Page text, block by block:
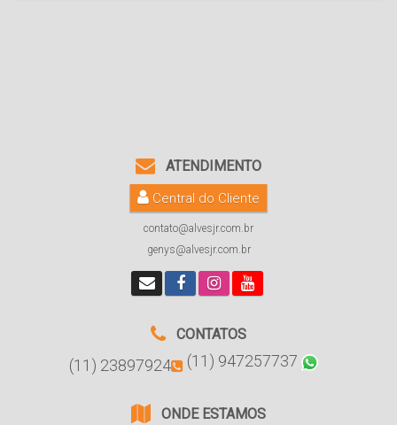
ATENDIMENTO
Central do Cliente
contato@alvesjr.com.br
genys@alvesjr.com.br
CONTATOS
(11) 23897924 (11) 947257737
ONDE ESTAMOS